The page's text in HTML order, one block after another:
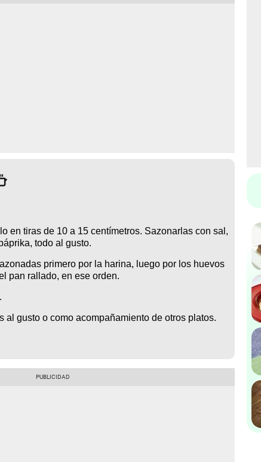
en tiras de 10 a 15 centímetros. Sazonarlas con sal,
todo al gusto.
primero por la harina, luego por los huevos
pan rallado, en ese orden.
al gusto o como acompañamiento de otros platos.